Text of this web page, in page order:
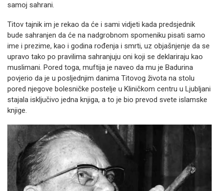
samoj sahrani.
Titov tajnik im je rekao da će i sami vidjeti kada predsjednik
bude sahranjen da će na nadgrobnom spomeniku pisati samo
ime i prezime, kao i godina rođenja i smrti, uz objašnjenje da se
upravo tako po pravilima sahranjuju oni koji se deklariraju kao
muslimani. Pored toga, muftija je naveo da mu je Badurina
povjerio da je u posljednjim danima Titovog života na stolu
pored njegove bolesničke postelje u Kliničkom centru u Ljubljani
stajala isključivo jedna knjiga, a to je bio prevod svete islamske
knjige.